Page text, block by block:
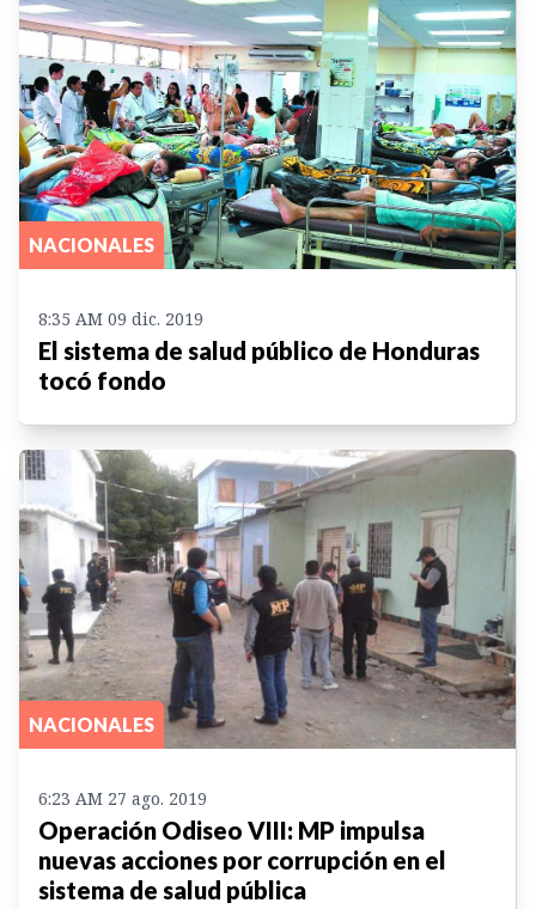
NACIONALES
8:35 AM 09 dic. 2019
El sistema de salud público de Honduras
tocó fondo
NACIONALES
6:23 AM 27 ago. 2019
Operación Odiseo VIII: MP impulsa
nuevas acciones por corrupción en el
sistema de salud pública